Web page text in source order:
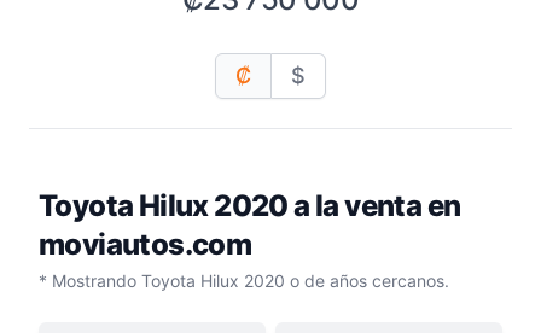
₡ $
Toyota Hilux 2020a la venta en
moviautos.com
* Mostrando Toyota Hilux 2020 o de años cercanos.